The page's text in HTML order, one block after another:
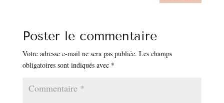
Poster le commentaire
Votre adresse e-mail ne sera pas publiée. Les champs
obligatoires sont indiqués avec *